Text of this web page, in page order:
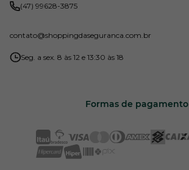
(47) 99628-3875
contato@shoppingdaseguranca.com.br
Seg. a sex. 8 às 12 e 13:30 às 18
Formas de pagamento